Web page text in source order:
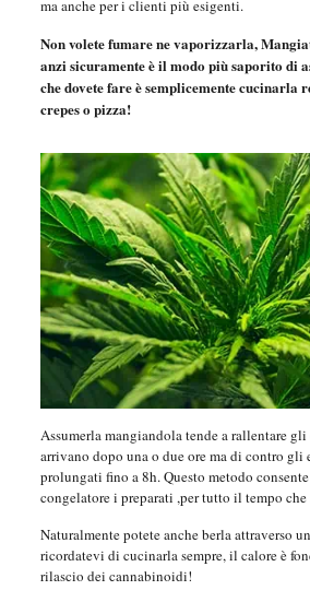
ma anche per i clienti più esigenti.
Non volete fumare ne vaporizzarla,
anzi sicuramente è il modo più saporito di
che dovete fare è semplicemente cucinarla
crepes o pizza!
Assumerla mangiandola tende a rallentare
arrivano dopo una o due ore ma di contro gli
prolungati fino a 8h. Questo metodo
congelatore i preparati ,per tutto il tempo
Naturalmente potete anche berla attraverso
ricordatevi di cucinarla sempre, il calore è
rilascio dei cannabinoidi!